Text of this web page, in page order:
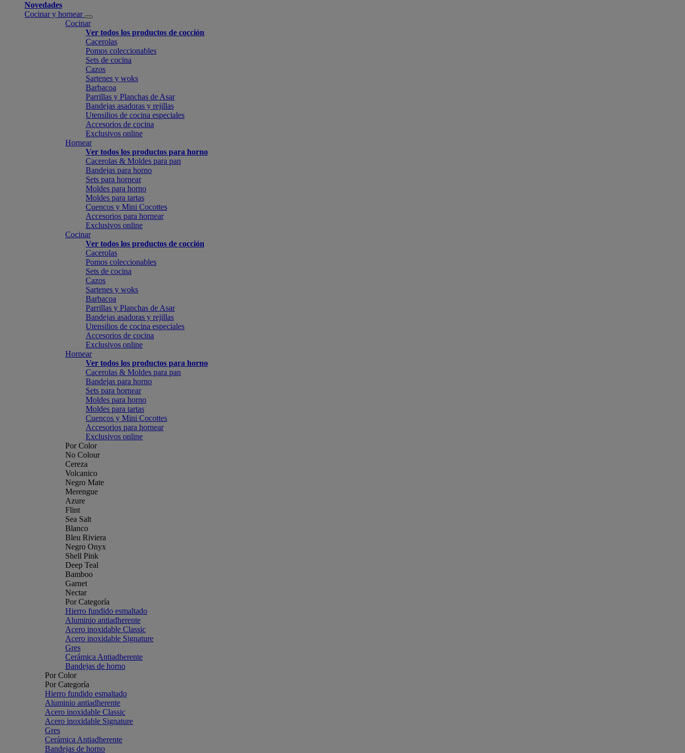
Novedades
Cocinar y hornear
Cocinar
Ver todos los productos de cocción
Cacerolas
Pomos coleccionables
Sets de cocina
Cazos
Sartenes y woks
Barbacoa
Parrillas y Planchas de Asar
Bandejas asadoras y rejillas
Utensilios de cocina especiales
Accesorios de cocina
Exclusivos online
Hornear
Ver todos los productos para horno
Cacerolas & Moldes para pan
Bandejas para horno
Sets para hornear
Moldes para horno
Moldes para tartas
Cuencos y Mini Cocottes
Accesorios para hornear
Exclusivos online
Cocinar
Ver todos los productos de cocción
Cacerolas
Pomos coleccionables
Sets de cocina
Cazos
Sartenes y woks
Barbacoa
Parrillas y Planchas de Asar
Bandejas asadoras y rejillas
Utensilios de cocina especiales
Accesorios de cocina
Exclusivos online
Hornear
Ver todos los productos para horno
Cacerolas & Moldes para pan
Bandejas para horno
Sets para hornear
Moldes para horno
Moldes para tartas
Cuencos y Mini Cocottes
Accesorios para hornear
Exclusivos online
Por Color
No Colour
Cereza
Volcanico
Negro Mate
Merengue
Azure
Flint
Sea Salt
Blanco
Bleu Riviera
Negro Onyx
Shell Pink
Deep Teal
Bamboo
Garnet
Nectar
Por Categoría
Hierro fundido esmaltado
Aluminio antiadherente
Acero inoxidable Classic
Acero inoxidable Signature
Gres
Cerámica Antiadherente
Bandejas de horno
Por Color
Por Categoría
Hierro fundido esmaltado
Aluminio antiadherente
Acero inoxidable Classic
Acero inoxidable Signature
Gres
Cerámica Antiadherente
Bandejas de horno